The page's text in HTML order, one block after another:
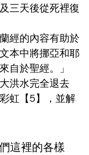
三天後從死裡復
經的內容有助於
本中將挪亞和耶
自於聖經。」
洪水完全退去
虹【5】，並解
這裡的各樣